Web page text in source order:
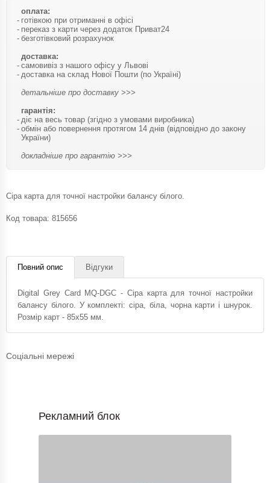
оплата:
готівкою при отриманні в офісі
переказ з карти через додаток Приват24
безготівковий розрахунок
доставка:
самовивіз з нашого офісу у Львові
доставка на склад Нової Пошти (по Україні)
детальніше про доставку >>>
гарантія:
діє на весь товар (згідно з умовами виробника)
обмін або повернення протягом 14 днів (відповідно до закону
України)
докладніше про гарантію >>>
Сіра карта для точної настройки балансу білого.
Код товара: 815656
Повний опис Відгуки
Digital Grey Card MQ-DGC - Сіра карта для точної настройки
балансу білого. У комплекті: сіра, біла, чорна карти і шнурок.
Розмір карт - 85х55 мм.
Соціальні мережі
Рекламний блок